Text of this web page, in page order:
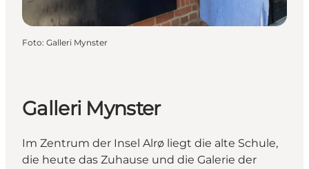
Foto: Galleri Mynster
Galleri Mynster
Im Zentrum der Insel Alrø liegt die alte Schule,
die heute das Zuhause und die Galerie der